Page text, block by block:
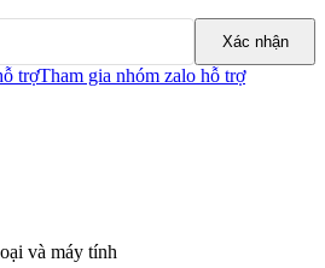
Xác nhận
trợTham gia nhóm zalo hỗ trợ
và máy tính